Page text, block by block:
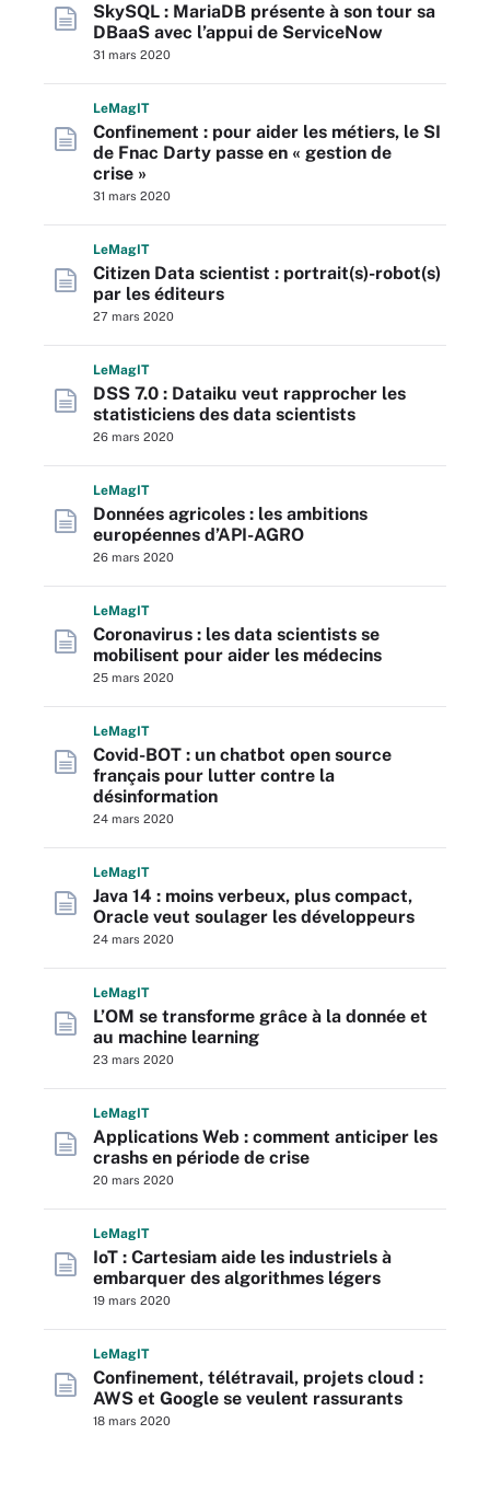
SkySQL : MariaDB présente à son tour sa
DBaaS avec l’appui de ServiceNow
31 mars 2020
LeMagIT
Confinement : pour aider les métiers, le SI
de Fnac Darty passe en « gestion de
crise »
31 mars 2020
LeMagIT
Citizen Data scientist : portrait(s)-robot(s)
par les éditeurs
27 mars 2020
LeMagIT
DSS 7.0 : Dataiku veut rapprocher les
statisticiens des data scientists
26 mars 2020
LeMagIT
Données agricoles : les ambitions
européennes d’API-AGRO
26 mars 2020
LeMagIT
Coronavirus : les data scientists se
mobilisent pour aider les médecins
25 mars 2020
LeMagIT
Covid-BOT : un chatbot open source
français pour lutter contre la
désinformation
24 mars 2020
LeMagIT
Java 14 : moins verbeux, plus compact,
Oracle veut soulager les développeurs
24 mars 2020
LeMagIT
L’OM se transforme grâce à la donnée et
au machine learning
23 mars 2020
LeMagIT
Applications Web : comment anticiper les
crashs en période de crise
20 mars 2020
LeMagIT
IoT : Cartesiam aide les industriels à
embarquer des algorithmes légers
19 mars 2020
LeMagIT
Confinement, télétravail, projets cloud :
AWS et Google se veulent rassurants
18 mars 2020